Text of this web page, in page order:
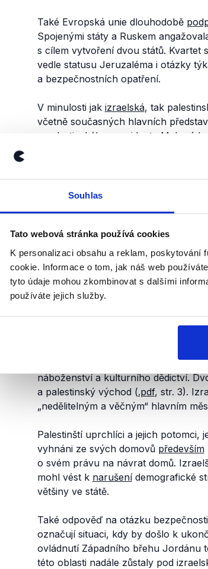
Souhlas
Tato webová stránka používá cookies
K personalizaci obsahu a reklam,
cookie. Informace o tom, jak náš web
tyto údaje mohou zkombinovat s dalšími
používáte jejich služby.
Také Evropská unie dlouhodobě
Spojenými státy a Ruskem
s cílem vytvoření dvou států. Kvartet
vedle statusu Jeruzaléma i otázky
a bezpečnostních opatření.
V minulosti jak izraelská, tak
včetně současných hlavních
a palestinského prezidenta Mahmúda
Sporné body dvoustátního řešení
uprchlíků a bezpečnostních zájmů.
V rezolucíchOSN(.pdf) se mluví o
1967(.pdf ). Mezi stranami však na
souvislosti izraelské
Palestina i
náboženství a kulturního dědictví.
a palestinský východ (.pdf, str. 3).
„nedělitelným a věčným“hlavním
Palestinští uprchlíci a jejich potomci,
vyhnáni ze svých domovů především
o svém právu na návrat domů.
mohl vést k narušenídemografické
většiny ve státě.
Také odpověď na otázku
označují situaci, kdy by došlo k
ovládnutí Západního břehu Jordánu
této oblasti nadále zůstaly pod